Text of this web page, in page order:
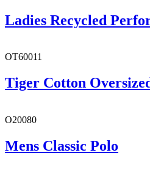
Ladies Recycled
OT60011
Tiger Cotton
O20080
Mens Classic Polo